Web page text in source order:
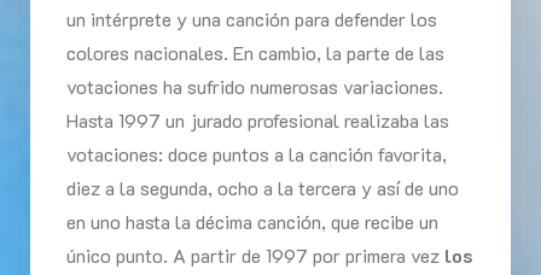
un intérprete y una canción para defender los
colores nacionales. En cambio, la parte de las
votaciones ha sufrido numerosas variaciones.
Hasta 1997 un jurado profesional realizaba las
votaciones: doce puntos a la canción favorita,
diez a la segunda, ocho a la tercera y así de uno
en uno hasta la décima canción, que recibe un
único punto. A partir de 1997 por primera vez los